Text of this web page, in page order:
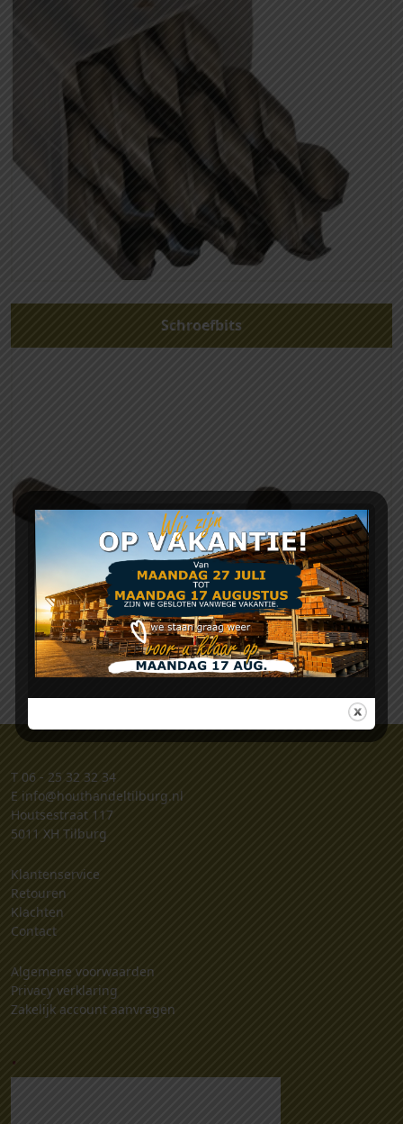
Schroefbits
T 06 - 25 32 32 34
E info@houthandeltilburg.nl
Houtsestraat 117
5011 XH Tilburg
Klantenservice
Retouren
Klachten
Contact
Algemene voorwaarden
Privacy verklaring
Zakelijk account aanvragen
.